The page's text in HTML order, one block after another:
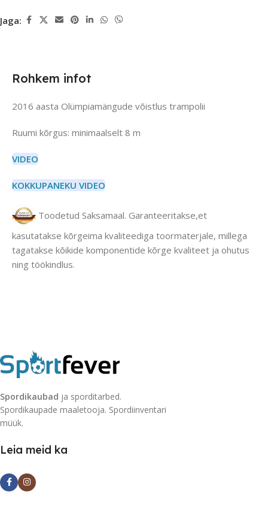
Jaga:
Rohkem infot
2016 aasta Olümpiamängude võistlus trampolii
Ruumi kõrgus: minimaalselt 8 m
VIDEO
KOKKUPANEKU VIDEO
Toodetud Saksamaal. Garanteeritakse,et
kasutatakse kõrgeima kvaliteediga toormaterjale, millega
tagatakse kõikide komponentide kõrge kvaliteet ja ohutus
ning töökindlus.
Spordikaubad ja sporditarbed.
Spordikaupade maaletooja. Spordiinventari
müük.
Leia meid ka